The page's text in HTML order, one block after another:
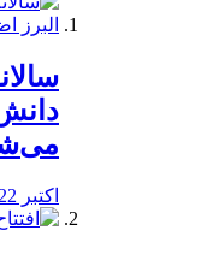
اکتبر 22, 2019